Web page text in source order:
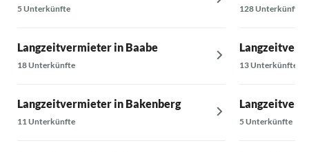
5 Unterkünfte
Langzeitvermieter in Baabe
18 Unterkünfte
Langzeitvermieter in Bakenberg
11 Unterkünfte
128 Unterkünfte
13 Unterkünfte
5 Unterkünfte